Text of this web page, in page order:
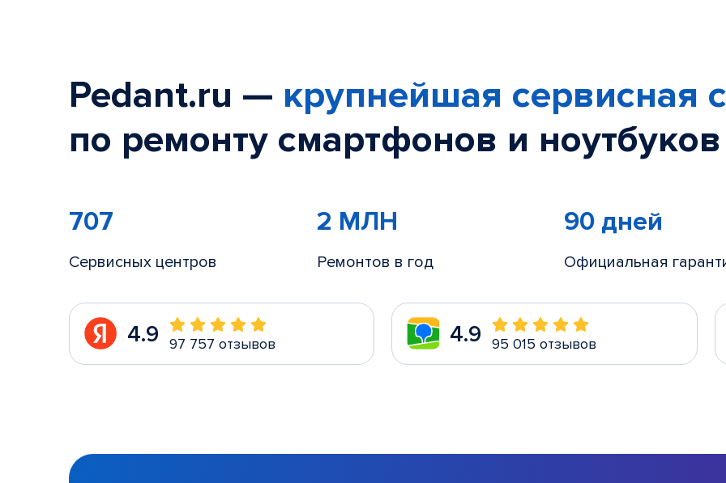
Pedant.ru — крупнейшая сервисная
по ремонту смартфонов и
707
Сервисных центров
2 МЛН
Ремонтов в год
90 дней
Официальная
4.9 97 757 отзывов 4.9 95 015 отзывов